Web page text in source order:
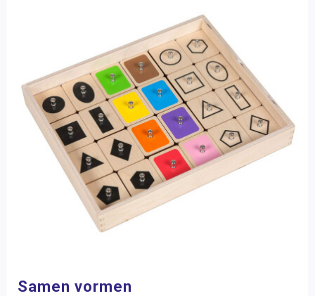
Samen vormen